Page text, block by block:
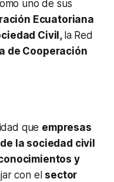
uno de sus
Ecuatoriana
Civil, la Red
de Cooperación
que empresas
la sociedad civil
y
con el sector